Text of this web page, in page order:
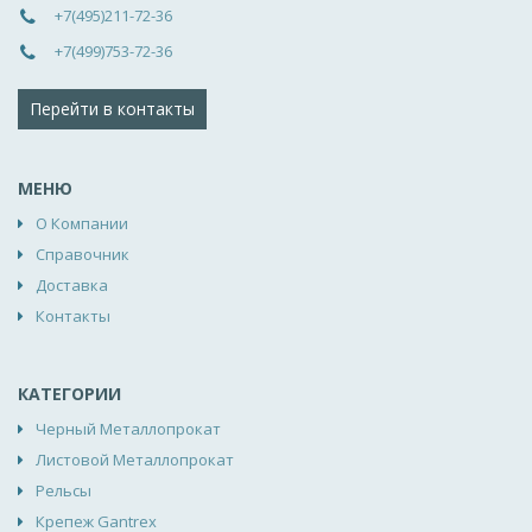
+7(495)211-72-36
+7(499)753-72-36
Перейти в контакты
МЕНЮ
О Компании
Справочник
Доставка
Контакты
КАТЕГОРИИ
Черный Металлопрокат
Листовой Металлопрокат
Рельсы
Крепеж Gantrex